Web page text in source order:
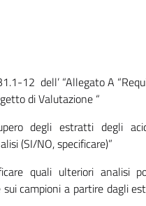
12 dell’ “Allegato A
di Valutazione “
degli estratti degli
(SI/NO, specificare)”
quali ulteriori analisi
sui campioni a partire dagli